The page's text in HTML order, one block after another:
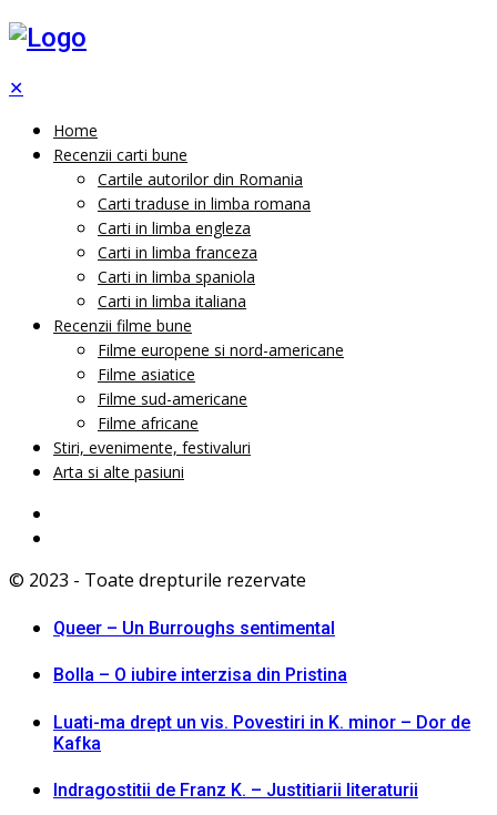
✕
Home
Recenzii carti bune
Cartile autorilor din Romania
Carti traduse in limba romana
Carti in limba engleza
Carti in limba franceza
Carti in limba spaniola
Carti in limba italiana
Recenzii filme bune
Filme europene si nord-americane
Filme asiatice
Filme sud-americane
Filme africane
Stiri, evenimente, festivaluri
Arta si alte pasiuni
© 2023 - Toate drepturile rezervate
Queer – Un Burroughs sentimental
Bolla – O iubire interzisa din Pristina
Luati-ma drept un vis. Povestiri in K. minor – Dor de
Kafka
Indragostitii de Franz K. – Justitiarii literaturii